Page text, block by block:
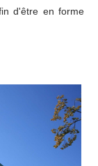
d'être en forme